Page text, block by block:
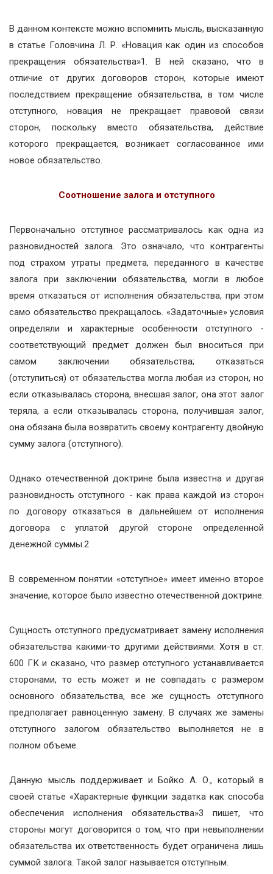
В данном контексте можно вспомнить мысль, высказанную
в статье Головчина Л. Р. «Новация как один из способов
прекращения обязательства»1. В ней сказано, что в
отличие от других договоров сторон, которые имеют
последствием прекращение обязательства, в том числе
отступного, новация не прекращает правовой связи
сторон, поскольку вместо обязательства, действие
которого прекращается, возникает согласованное ими
новое обязательство.
Соотношение залога и отступного
Первоначально отступное рассматривалось как одна из
разновидностей залога. Это означало, что контрагенты
под страхом утраты предмета, переданного в качестве
залога при заключении обязательства, могли в любое
время отказаться от исполнения обязательства, при этом
само обязательство прекращалось. «Задаточные» условия
определяли и характерные особенности отступного -
соответствующий предмет должен был вноситься при
самом заключении обязательства; отказаться
(отступиться) от обязательства могла любая из сторон, но
если отказывалась сторона, внесшая залог, она этот залог
теряла, а если отказывалась сторона, получившая залог,
она обязана была возвратить своему контрагенту двойную
сумму залога (отступного).
Однако отечественной доктрине была известна и другая
разновидность отступного - как права каждой из сторон
по договору отказаться в дальнейшем от исполнения
договора с уплатой другой стороне определенной
денежной суммы.2
В современном понятии «отступное» имеет именно второе
значение, которое было известно отечественной доктрине.
Сущность отступного предусматривает замену исполнения
обязательства какими-то другими действиями. Хотя в ст.
600 ГК и сказано, что размер отступного устанавливается
сторонами, то есть может и не совпадать с размером
основного обязательства, все же сущность отступного
предполагает равноценную замену. В случаях же замены
отступного залогом обязательство выполняется не в
полном объеме.
Данную мысль поддерживает и Бойко А. О., который в
своей статье «Характерные функции задатка как способа
обеспечения исполнения обязательства»3 пишет, что
стороны могут договорится о том, что при невыполнении
обязательства их ответственность будет ограничена лишь
суммой залога. Такой залог называется отступным.